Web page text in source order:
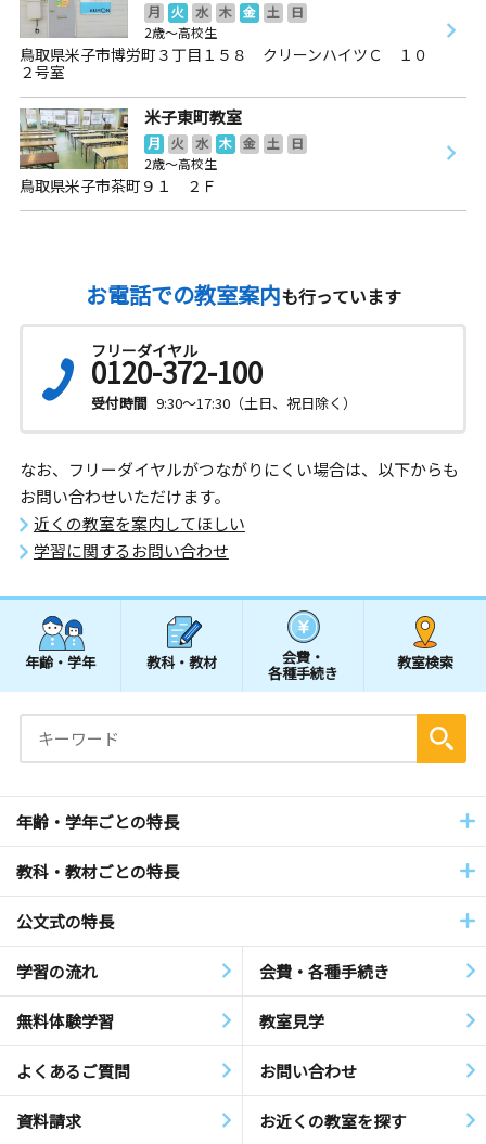
月 火 水 木 金 土
日
2歳～高校生
鳥取県米子市博労町３丁目１５８ クリーンハイツＣ １０
２号室
米子東町教室
月 火 水 木 金 土
日
2歳～高校生
鳥取県米子市茶町９１ ２Ｆ
お電話での教室案内も行っています
フリーダイヤル
0120-372-100
受付時間 9:30～17:30（土日、祝日除く）
なお、フリーダイヤルがつながりにくい場合は、以下からも
お問い合わせいただけます。
近くの教室を案内してほしい
学習に関するお問い合わせ
年齢・学年 教科・教材 会費・
各種手続き
教室検索
年齢・学年ごとの特長
教科・教材ごとの特長
公文式の特長
学習の流れ 会費・各種手続き
無料体験学習 教室見学
よくあるご質問 お問い合わせ
資料請求 お近くの教室を探す